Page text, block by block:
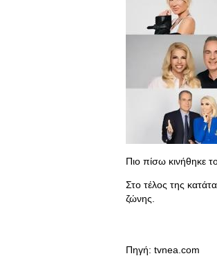
Πιο πίσω κινήθηκε
Στο τέλος της
ζώνης.
Πηγή: tvnea.com